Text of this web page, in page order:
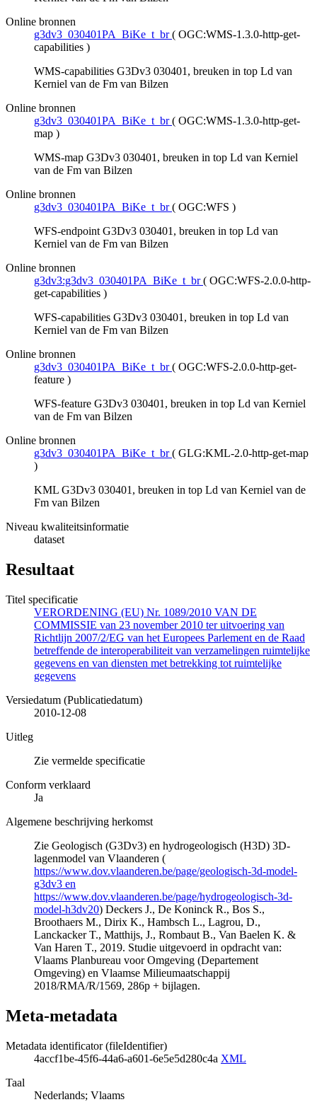
Online bronnen
g3dv3_030401PA_BiKe_t_br ( OGC:WMS-1.3.0-http-get-
capabilities )
WMS-capabilities G3Dv3 030401, breuken in top Ld van
Kerniel van de Fm van Bilzen
Online bronnen
g3dv3_030401PA_BiKe_t_br ( OGC:WMS-1.3.0-http-get-
map )
WMS-map G3Dv3 030401, breuken in top Ld van Kerniel
van de Fm van Bilzen
Online bronnen
g3dv3_030401PA_BiKe_t_br ( OGC:WFS )
WFS-endpoint G3Dv3 030401, breuken in top Ld van
Kerniel van de Fm van Bilzen
Online bronnen
g3dv3:g3dv3_030401PA_BiKe_t_br ( OGC:WFS-2.0.0-http-
get-capabilities )
WFS-capabilities G3Dv3 030401, breuken in top Ld van
Kerniel van de Fm van Bilzen
Online bronnen
g3dv3_030401PA_BiKe_t_br ( OGC:WFS-2.0.0-http-get-
feature )
WFS-feature G3Dv3 030401, breuken in top Ld van Kerniel
van de Fm van Bilzen
Online bronnen
g3dv3_030401PA_BiKe_t_br ( GLG:KML-2.0-http-get-map
)
KML G3Dv3 030401, breuken in top Ld van Kerniel van de
Fm van Bilzen
Niveau kwaliteitsinformatie
dataset
Resultaat
Titel specificatie
VERORDENING (EU) Nr. 1089/2010 VAN DE
COMMISSIE van 23 november 2010 ter uitvoering van
Richtlijn 2007/2/EG van het Europees Parlement en de Raad
betreffende de interoperabiliteit van verzamelingen ruimtelijke
gegevens en van diensten met betrekking tot ruimtelijke
gegevens
Versiedatum (Publicatiedatum)
2010-12-08
Uitleg
Zie vermelde specificatie
Conform verklaard
Ja
Algemene beschrijving herkomst
Zie Geologisch (G3Dv3) en hydrogeologisch (H3D) 3D-
lagenmodel van Vlaanderen (
https://www.dov.vlaanderen.be/page/geologisch-3d-model-
g3dv3 en
https://www.dov.vlaanderen.be/page/hydrogeologisch-3d-
model-h3dv20) Deckers J., De Koninck R., Bos S.,
Broothaers M., Dirix K., Hambsch L., Lagrou, D.,
Lanckacker T., Matthijs, J., Rombaut B., Van Baelen K. &
Van Haren T., 2019. Studie uitgevoerd in opdracht van:
Vlaams Planbureau voor Omgeving (Departement
Omgeving) en Vlaamse Milieumaatschappij
2018/RMA/R/1569, 286p + bijlagen.
Meta-metadata
Metadata identificator (fileIdentifier)
4accf1be-45f6-44a6-a601-6e5e5d280c4a XML
Taal
Nederlands; Vlaams